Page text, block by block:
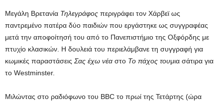
Μεγάλη Βρετανία Τηλεγράφος περιγράφει τον Χάρβεϊ ως
παντρεμένο πατέρα δύο παιδιών που εργάστηκε ως συγγραφέας
μετά την αποφοίτησή του από το Πανεπιστήμιο της Οξφόρδης με
πτυχίο κλασικών. Η δουλειά του περιελάμβανε τη συγγραφή για
κωμικές παραστάσεις Σας έχω νέα στο Το πάχος τουμια σάτιρα για
το Westminster.
Μιλώντας στο ραδιόφωνο του BBC το πρωί της Τετάρτης (ώρα